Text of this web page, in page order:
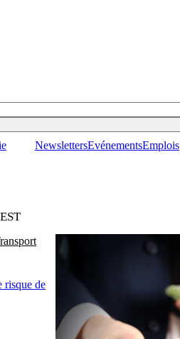
NewslettersEvénementsEmplois
risque de